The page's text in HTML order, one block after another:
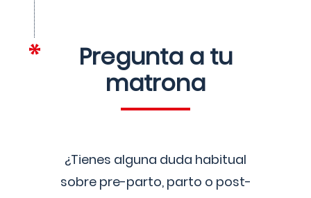
Pregunta a tu
matrona
¿Tienes alguna duda habitual
sobre pre-parto, parto o post-